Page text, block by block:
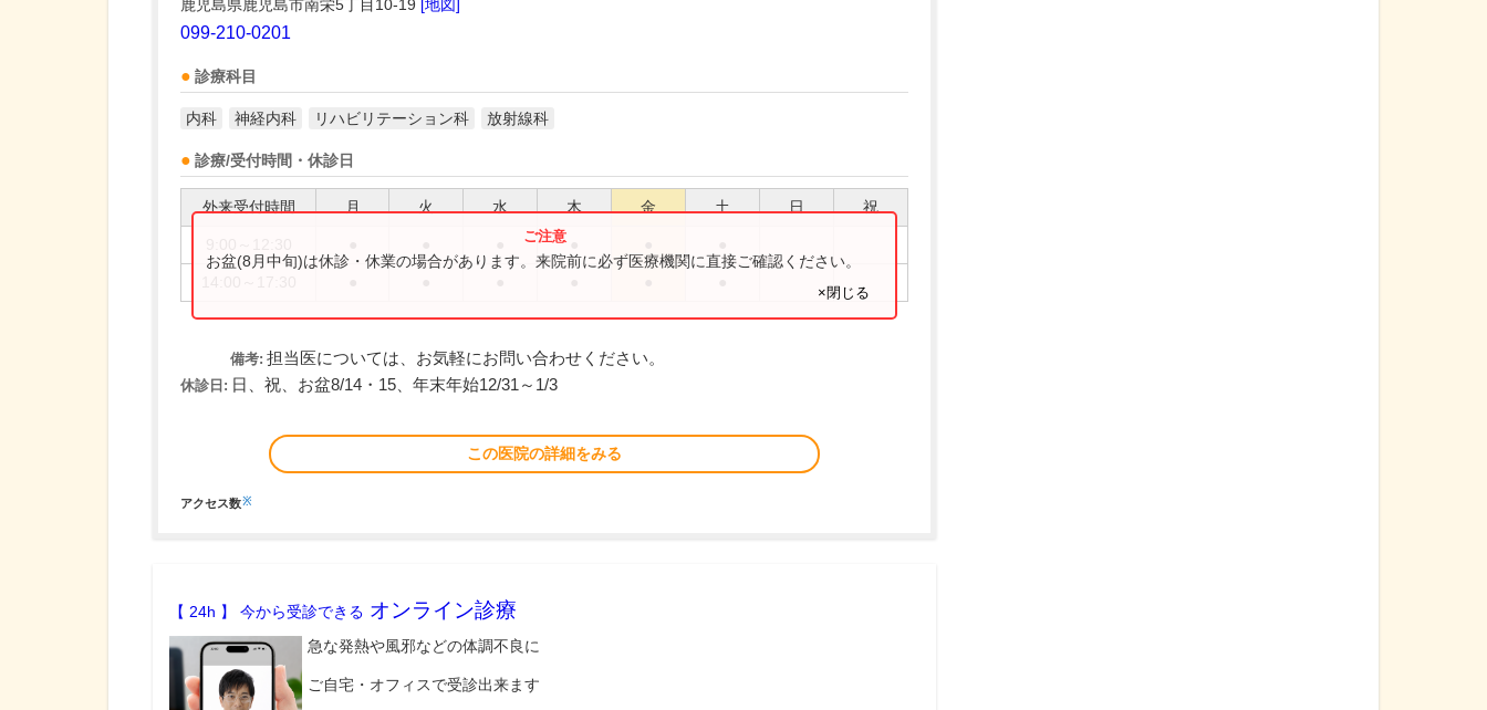
鹿児島県鹿児島市南栄5丁目10-19 [地図]
099-210-0201
診療科目
内科 神経内科 リハビリテーション科 放射線科
診療/受付時間・休診日
外来受付時間 月 火 水 木 金 土 日 祝
お盆(8月中旬)は休診・休業の場合があります。来院前に必ず医療機関に直接ご確認ください。
×閉じる
備考: 担当医については、お気軽にお問い合わせください。
休診日: 日、祝、お盆8/14・15、年末年始12/31～1/3
この医院の詳細をみる
アクセス数※
【 24h 】 今から受診できる オンライン診療
急な発熱や風邪などの体調不良に
ご自宅・オフィスで受診出来ます